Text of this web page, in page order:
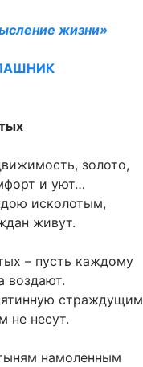
жизни»
золото,
и уют…
исколотым,
живут.
– пусть каждому
воздают.
страждущим
не несут.
намоленным